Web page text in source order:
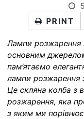
PRINT
Лампи розжарення
основним
пам’ятаємо
лампи
Це скляна колба з
розжарення, яка
з яким ми